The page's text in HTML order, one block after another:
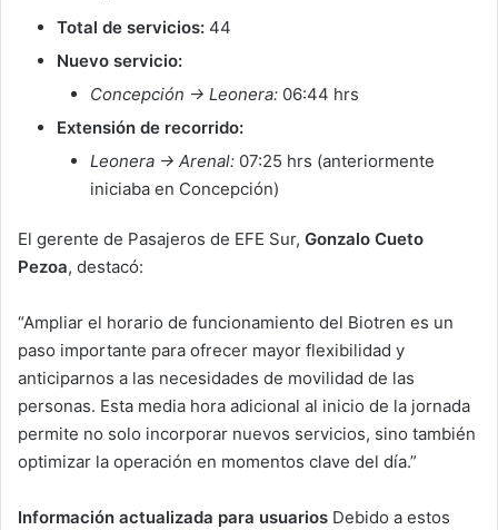
Total de servicios: 44
Nuevo servicio:
Concepción → Leonera: 06:44 hrs
Extensión de recorrido:
Leonera → Arenal: 07:25 hrs (anteriormente
iniciaba en Concepción)
El gerente de Pasajeros de EFE Sur, Gonzalo Cueto
Pezoa, destacó:
“Ampliar el horario de funcionamiento del Biotren es un
paso importante para ofrecer mayor flexibilidad y
anticiparnos a las necesidades de movilidad de las
personas. Esta media hora adicional al inicio de la jornada
permite no solo incorporar nuevos servicios, sino también
optimizar la operación en momentos clave del día.”
Información actualizada para usuarios Debido a estos